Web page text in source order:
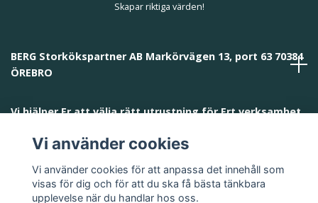
Skapar riktiga värden!
BERG Storkökspartner AB Markörvägen 13, port 63 70384
ÖREBRO
Vi hjälper Er att välja rätt utrustning för Ert verksamhet
Vi använder cookies
Vi använder cookies för att anpassa det innehåll som
visas för dig och för att du ska få bästa tänkbara
upplevelse när du handlar hos oss.